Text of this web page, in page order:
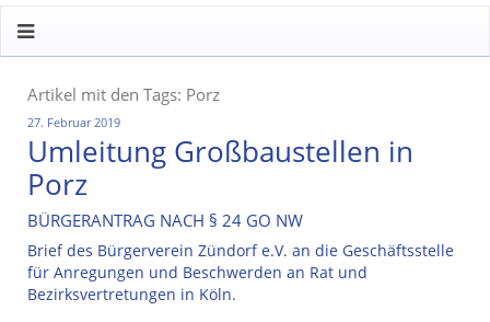
Artikel mit den Tags: Porz
27. Februar 2019
Umleitung Großbaustellen in
Porz
BÜRGERANTRAG NACH § 24 GO NW
Brief des Bürgerverein Zündorf e.V. an die Geschäftsstelle
für Anregungen und Beschwerden an Rat und
Bezirksvertretungen in Köln.